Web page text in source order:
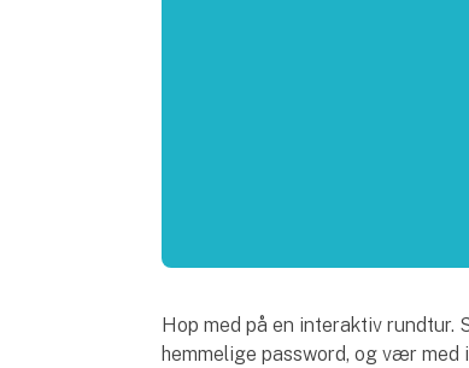
Hop med på en interaktiv rundtur.
hemmelige password, og vær